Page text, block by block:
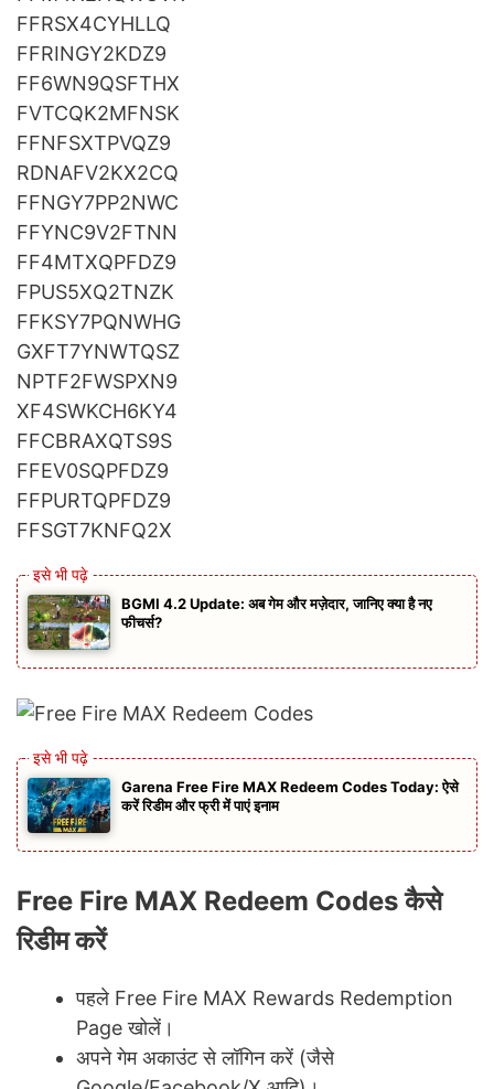
FFRSX4CYHLLQ
FFRINGY2KDZ9
FF6WN9QSFTHX
FVTCQK2MFNSK
FFNFSXTPVQZ9
RDNAFV2KX2CQ
FFNGY7PP2NWC
FFYNC9V2FTNN
FF4MTXQPFDZ9
FPUS5XQ2TNZK
FFKSY7PQNWHG
GXFT7YNWTQSZ
NPTF2FWSPXN9
XF4SWKCH6KY4
FFCBRAXQTS9S
FFEV0SQPFDZ9
FFPURTQPFDZ9
FFSGT7KNFQ2X
BGMI 4.2 Update: अब गेम और मज़ेदार, जानिए क्या है नए
फीचर्स?
Garena Free Fire MAX Redeem Codes Today: ऐसे
करें रिडीम और फ्री में पाएं इनाम
Free Fire MAX Redeem Codes कैसे
रिडीम करें
पहले Free Fire MAX Rewards Redemption
Page खोलें।
अपने गेम अकाउंट से लॉगिन करें (जैसे